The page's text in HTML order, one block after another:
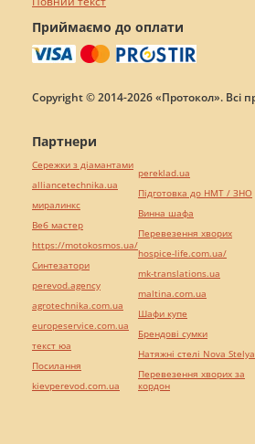
Приймаємо до оплати
Copyright © 2014-2026 «Протокол». Всі
Партнери
Сережки з діамантами
alliancetechnika.ua
миралинкс
Веб мастер
https://motokosmos.ua/
Синтезатори
perevod.agency
agrotechnika.com.ua
europeservice.com.ua
текст юа
Посилання
kievperevod.com.ua
pereklad.ua
Підготовка до НМТ / ЗНО
Винна шафа
Перевезення хворих
hospice-life.com.ua/
mk-translations.ua
maltina.com.ua
Шафи купе
Брендові сумки
Натяжні стелі Nova Stelya
Перевезення хворих за
кордон